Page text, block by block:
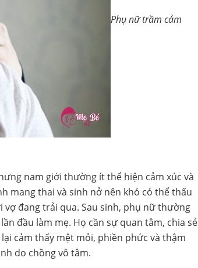
Phụ nữ trầm cảm
nam giới thường ít thể hiện cảm xúc và
mang thai và sinh nở nên khó có thể thấu
đang trải qua. Sau sinh, phụ nữ thường
đầu làm mẹ. Họ cần sự quan tâm, chia sẻ
cảm thấy mệt mỏi, phiền phức và thậm
do chồng vô tâm.